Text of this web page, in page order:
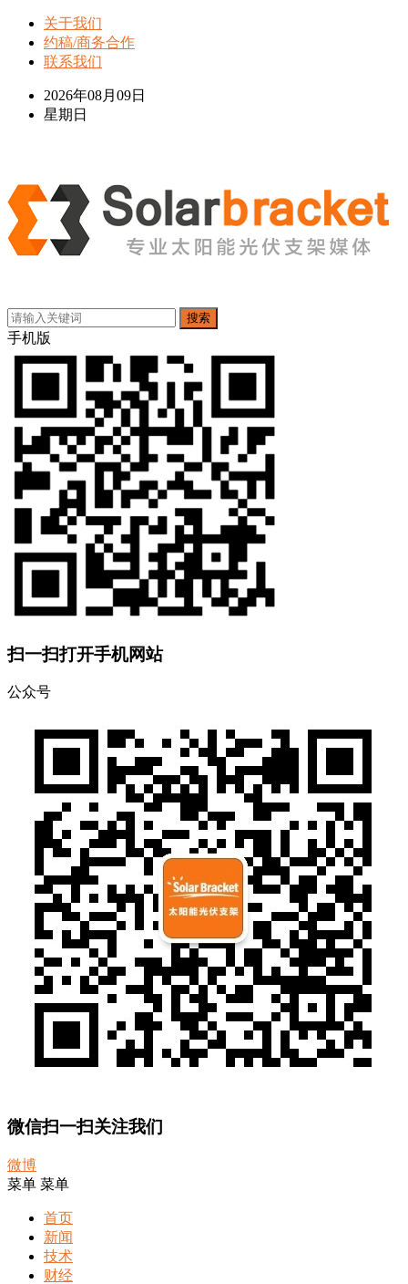
关于我们
约稿/商务合作
联系我们
2026年08月09日
星期日
搜索
手机版
扫一扫打开手机网站
公众号
微信扫一扫关注我们
微博
菜单 菜单
首页
新闻
技术
财经